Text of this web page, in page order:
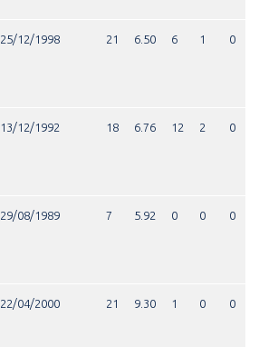
25/12/1998 21 6.50 6 1 0
13/12/1992 18 6.76 12 2 0
29/08/1989 7 5.92 0 0 0
22/04/2000 21 9.30 1 0 0